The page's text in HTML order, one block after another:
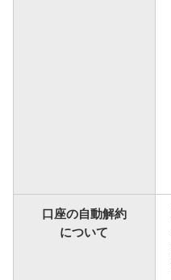
口座の自動解約
について